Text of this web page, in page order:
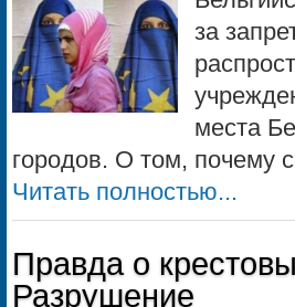
за
места
городов. О том, почему
Читать полностью...
Правда о
Разрушение